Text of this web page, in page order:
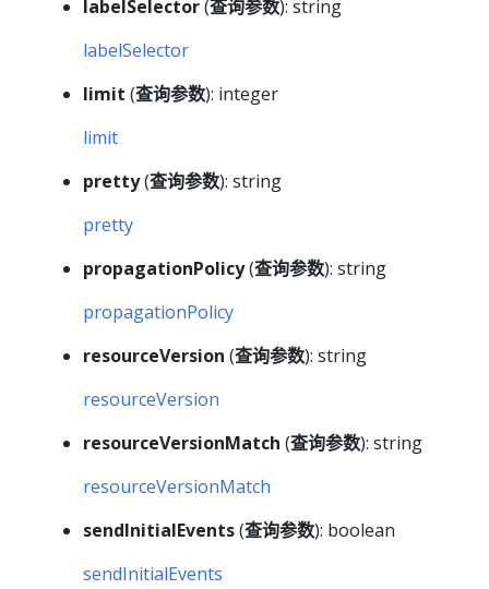
labelSelector(查询参数): string
labelSelector
limit (查询参数): integer
limit
pretty(查询参数): string
pretty
propagationPolicy(查询参数): string
propagationPolicy
resourceVersion (查询参数): string
resourceVersion
resourceVersionMatch (查询参数): string
resourceVersionMatch
sendInitialEvents(查询参数): boolean
sendInitialEvents